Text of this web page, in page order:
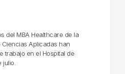
del MBA Healthcare de la
Aplicadas han
trabajo en el Hospital de
julio.